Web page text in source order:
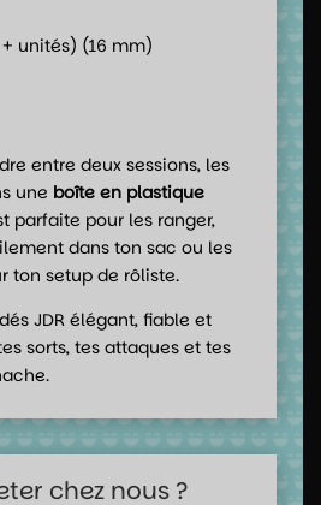
unités) (16 mm)
entre deux sessions, les
une boîte en plastique
parfaite pour les ranger,
dans ton sac ou les
ton setup de rôliste.
JDR élégant, fiable et
sorts, tes attaques et tes
chez nous ?